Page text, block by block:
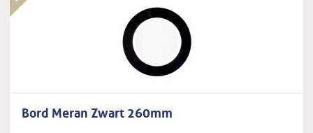
Bord Meran Zwart 260mm